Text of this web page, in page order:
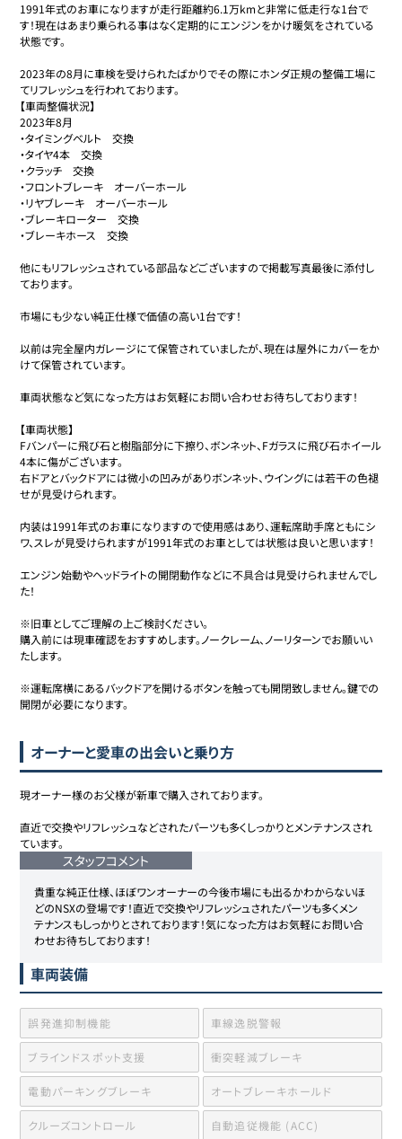
1991年式のお車になりますが走行距離約6.1万kmと非常に低走行な1台で
す！現在はあまり乗られる事はなく定期的にエンジンをかけ暖気をされている
状態です。
2023年の8月に車検を受けられたばかりでその際にホンダ正規の整備工場に
てリフレッシュを行われております。
【車両整備状況】
2023年8月
・タイミングベルト　交換
・タイヤ4本　交換
・クラッチ　交換
・フロントブレーキ　オーバーホール
・リヤブレーキ　オーバーホール
・ブレーキローター　交換
・ブレーキホース　交換
他にもリフレッシュされている部品などございますので掲載写真最後に添付し
ております。
市場にも少ない純正仕様で価値の高い1台です！
以前は完全屋内ガレージにて保管されていましたが、現在は屋外にカバーをか
けて保管されています。
車両状態など気になった方はお気軽にお問い合わせお待ちしております！
【車両状態】
Fバンパーに飛び石と樹脂部分に下擦り、ボンネット、Fガラスに飛び石ホイール
4本に傷がございます。
右ドアとバックドアには微小の凹みがありボンネット、ウイングには若干の色褪
せが見受けられます。
内装は1991年式のお車になりますので使用感はあり、運転席助手席ともにシ
ワ、スレが見受けられますが1991年式のお車としては状態は良いと思います！
エンジン始動やヘッドライトの開閉動作などに不具合は見受けられませんでし
た！
※旧車としてご理解の上ご検討ください。
購入前には現車確認をおすすめします。ノークレーム、ノーリターンでお願いい
たします。
※運転席横にあるバックドアを開けるボタンを触っても開閉致しません。鍵での
開閉が必要になります。
オーナーと愛車の出会いと乗り方
現オーナー様のお父様が新車で購入されております。
直近で交換やリフレッシュなどされたパーツも多くしっかりとメンテナンスされ
ています。
スタッフコメント
貴重な純正仕様、ほぼワンオーナーの今後市場にも出るかわからないほ
どのNSXの登場です！直近で交換やリフレッシュされたパーツも多くメン
テナンスもしっかりとされております！気になった方はお気軽にお問い合
わせお待ちしております！
車両装備
誤発進抑制機能 車線逸脱警報
ブラインドスポット支援 衝突軽減ブレーキ
電動パーキングブレーキ オートブレーキホールド
クルーズコントロール 自動追従機能 (ACC)